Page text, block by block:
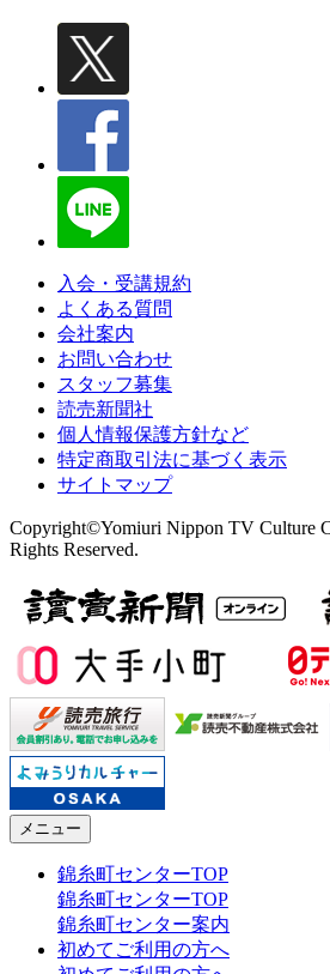
入会・受講規約
よくある質問
会社案内
お問い合わせ
スタッフ募集
読売新聞社
個人情報保護方針など
特定商取引法に基づく表示
サイトマップ
Copyright©Yomiuri Nippon TV Culture
Rights Reserved.
メニュー
錦糸町センターTOP
錦糸町センターTOP
錦糸町センター案内
初めてご利用の方へ